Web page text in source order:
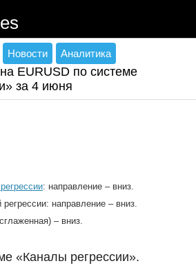
Новости Аналитика
EURUSD по системе
за 4 июня
: направление – вниз.
направление – вниз.
– вниз.
«Каналы регрессии».